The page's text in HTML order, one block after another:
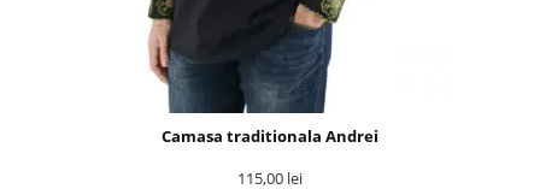
Camasa traditionala Andrei
115,00 lei